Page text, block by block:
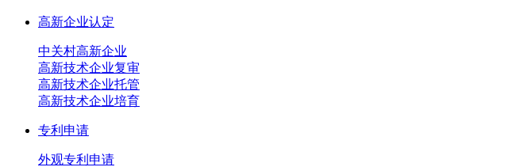
高新企业认定
中关村高新企业
高新技术企业复审
高新技术企业托管
高新技术企业培育
专利申请
外观专利申请